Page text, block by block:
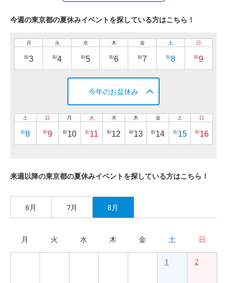
今週の東京都の夏休みイベントを探している方はこちら！
月
8/3
火
8/4
水
8/5
木
8/6
金
8/7
土
8/8
日
8/9
今年のお盆休み
土
8/8
日
8/9
月
8/10
火
8/11
水
8/12
木
8/13
金
8/14
土
8/15
日
8/16
来週以降の東京都の夏休みイベントを探している方はこちら！
6月 7月 8月
月 火 水 木 金 土 日
1 2